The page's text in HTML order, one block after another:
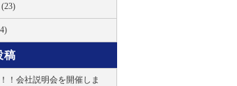
稿
！会社説明会を開催しま